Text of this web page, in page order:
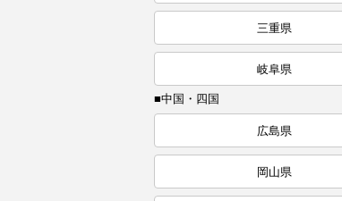
三重県
岐阜県
■中国・四国
広島県
岡山県